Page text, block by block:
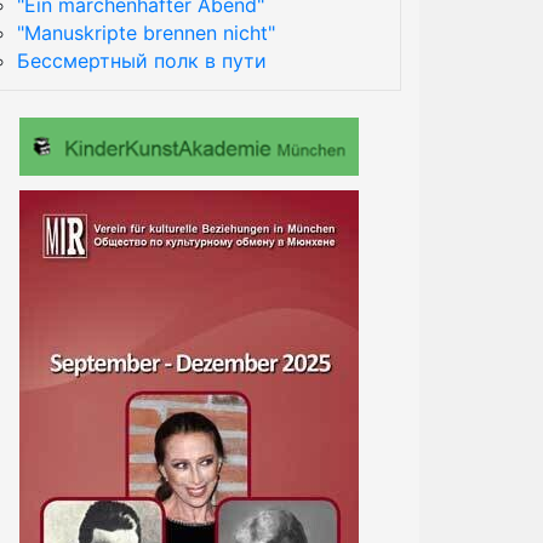
"Ein märchenhafter Abend"
"Manuskripte brennen nicht"
Бессмертный полк в пути